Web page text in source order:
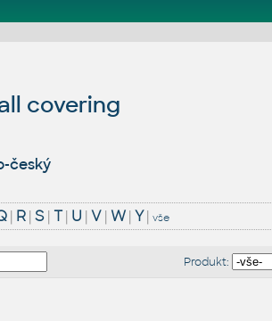
covering
český
| R| S| T| U | V| W| Y| vše
Produkt: